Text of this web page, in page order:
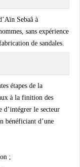
Aïn Sebaâ à
, sans expérience
de sandales.
étapes de la
à la finition des
le secteur
bénéficiant d’une
;